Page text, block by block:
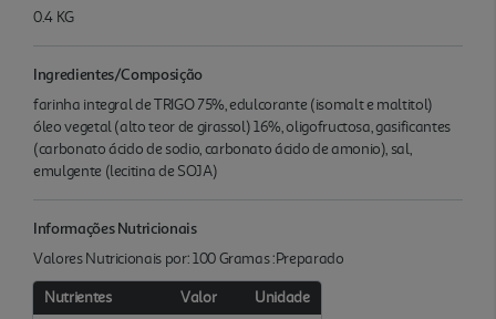
0.4 KG
Ingredientes/Composição
farinha integral de TRIGO 75%, edulcorante (isomalt e maltitol)
óleo vegetal (alto teor de girassol) 16%, oligofructosa, gasificantes
(carbonato ácido de sodio, carbonato ácido de amonio), sal,
emulgente (lecitina de SOJA)
Informações Nutricionais
Valores Nutricionais por: 100 Gramas :Preparado
Nutrientes Valor
Unidade